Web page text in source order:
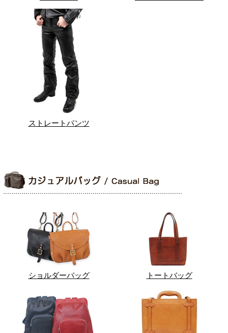
ストレートパンツ
ショルダーバッグ トートバッグ